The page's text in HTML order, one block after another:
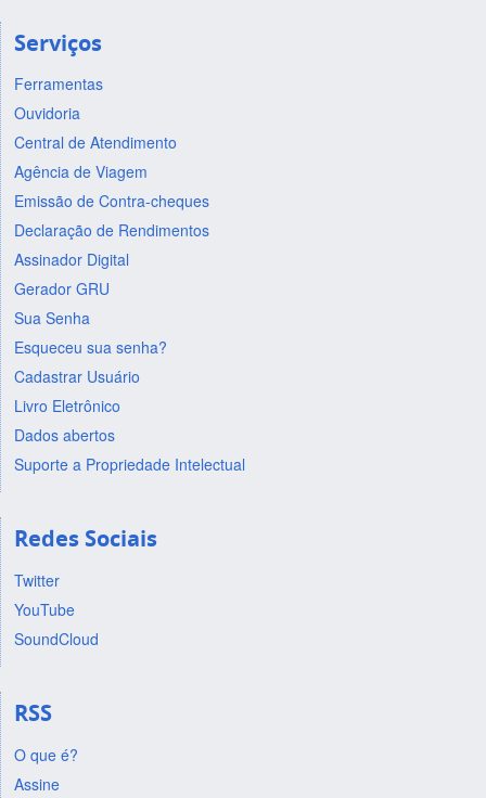
Serviços
Ferramentas
Ouvidoria
Central de Atendimento
Agência de Viagem
Emissão de Contra-cheques
Declaração de Rendimentos
Assinador Digital
Gerador GRU
Sua Senha
Esqueceu sua senha?
Cadastrar Usuário
Livro Eletrônico
Dados abertos
Suporte a Propriedade Intelectual
Redes Sociais
Twitter
YouTube
SoundCloud
RSS
O que é?
Assine